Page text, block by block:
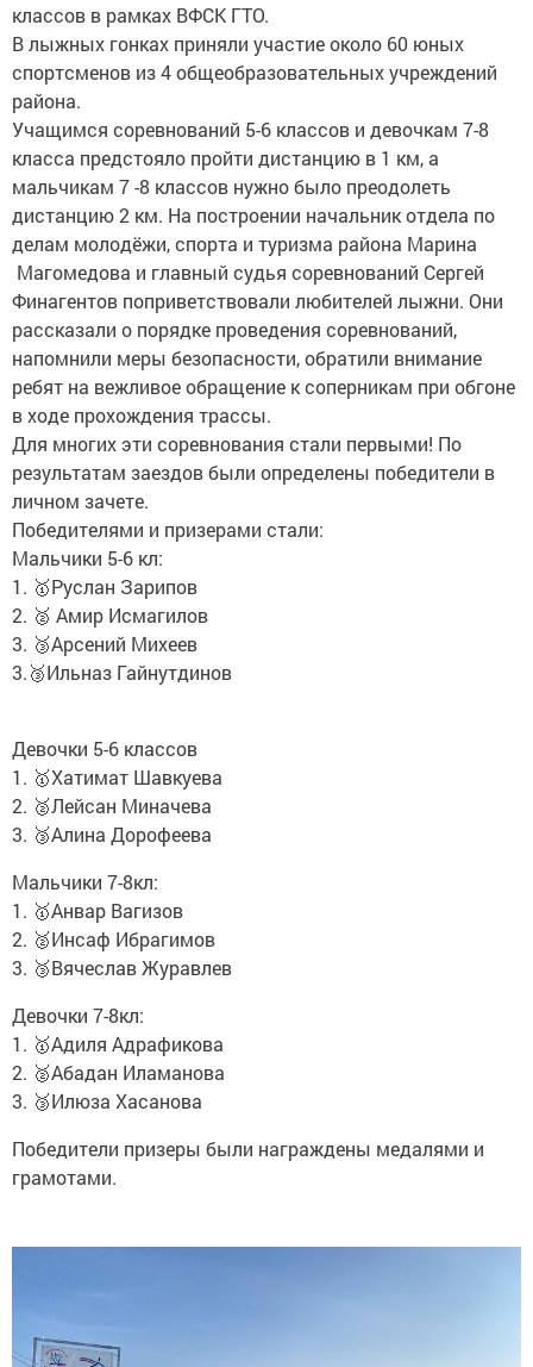
классов в рамках ВФСК ГТО.
В лыжных гонках приняли участие около 60 юных
спортсменов из 4 общеобразовательных учреждений
района.
Учащимся соревнований 5-6 классов и девочкам 7-8
класса предстояло пройти дистанцию в 1 км, а
мальчикам 7 -8 классов нужно было преодолеть
дистанцию 2 км. На построении начальник отдела по
делам молодёжи, спорта и туризма района Марина
Магомедова и главный судья соревнований Сергей
Финагентов поприветствовали любителей лыжни. Они
рассказали о порядке проведения соревнований,
напомнили меры безопасности, обратили внимание
ребят на вежливое обращение к соперникам при обгоне
в ходе прохождения трассы.
Для многих эти соревнования стали первыми! По
результатам заездов были определены победители в
личном зачете.
Победителями и призерами стали:
Мальчики 5-6 кл:
1. 🥇Руслан Зарипов
2. 🥈 Амир Исмагилов
3. 🥉Арсений Михеев
3.🥉Ильназ Гайнутдинов
Девочки 5-6 классов
1. 🥇Хатимат Шавкуева
2. 🥈Лейсан Миначева
3. 🥉Алина Дорофеева
Мальчики 7-8кл:
1. 🥇Анвар Вагизов
2. 🥈Инсаф Ибрагимов
3. 🥉Вячеслав Журавлев
Девочки 7-8кл:
1. 🥇Адиля Адрафикова
2. 🥈Абадан Иламанова
3. 🥉Илюза Хасанова
Победители призеры были награждены медалями и
грамотами.